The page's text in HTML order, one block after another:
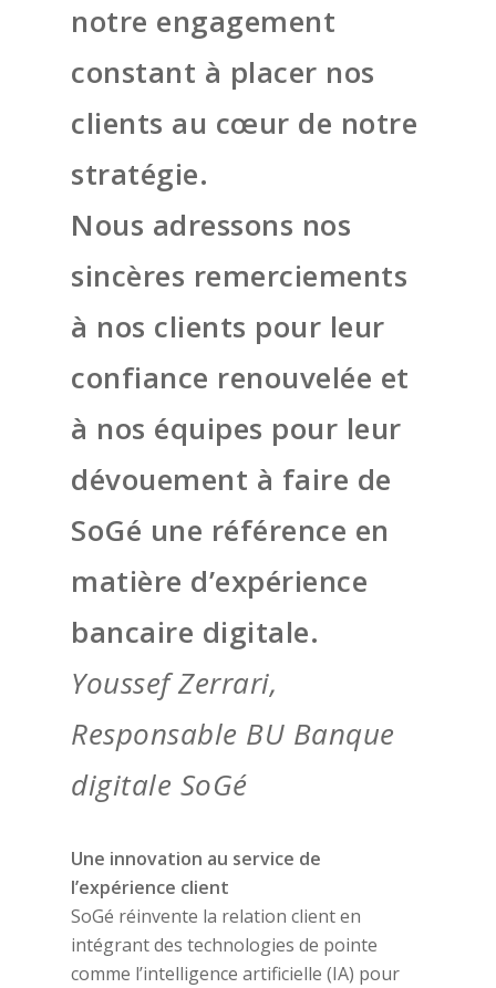
notre engagement
constant à placer nos
clients au cœur de notre
stratégie.
Nous adressons nos
sincères remerciements
à nos clients pour leur
confiance renouvelée et
à nos équipes pour leur
dévouement à faire de
SoGé une référence en
matière d’expérience
bancaire digitale.
Youssef Zerrari,
Responsable BU Banque
digitale SoGé
Une innovation au service de
l’expérience client
SoGé réinvente la relation client en
intégrant des technologies de pointe
comme l’intelligence artificielle (IA) pour